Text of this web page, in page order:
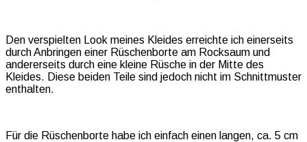
Den verspielten Look meines Kleides erreichte ich einerseits
durch Anbringen einer Rüschenborte am Rocksaum und
andererseits durch eine kleine Rüsche in der Mitte des
Kleides. Diese beiden Teile sind jedoch nicht im Schnittmuster
enthalten.
Für die Rüschenborte habe ich einfach einen langen, ca. 5 cm